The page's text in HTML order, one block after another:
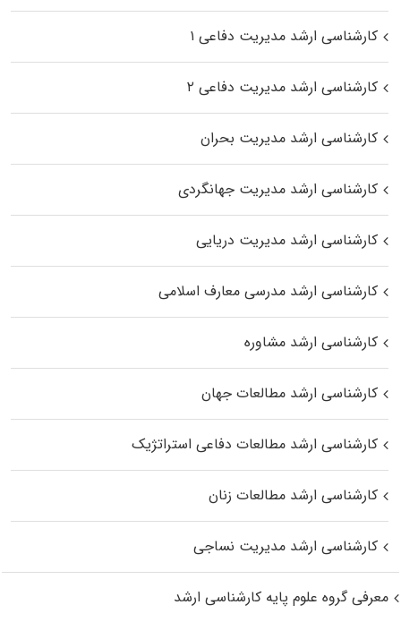
کارشناسی ارشد مدیریت دفاعی ۱
کارشناسی ارشد مدیریت دفاعی ۲
کارشناسی ارشد مدیریت بحران
کارشناسی ارشد مدیریت جهانگردی
کارشناسی ارشد مدیریت دریایی
کارشناسی ارشد مدرسی معارف اسلامی
کارشناسی ارشد مشاوره
کارشناسی ارشد مطالعات جهان
کارشناسی ارشد مطالعات دفاعی استراتژیک
کارشناسی ارشد مطالعات زنان
کارشناسی ارشد مدیریت نساجی
معرفی گروه علوم پایه کارشناسی ارشد